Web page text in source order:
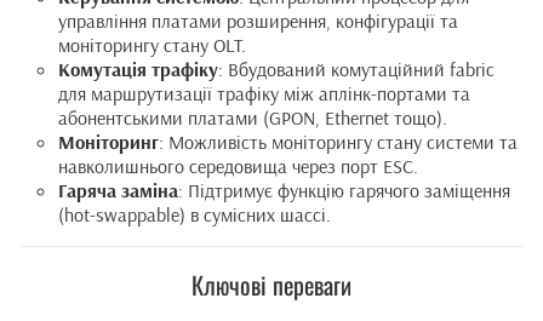
управління платами розширення, конфігурації та
моніторингу стану OLT.
Комутація трафіку: Вбудований комутаційний fabric
для маршрутизації трафіку між аплінк-портами та
абонентськими платами (GPON, Ethernet тощо).
Моніторинг: Можливість моніторингу стану системи та
навколишнього середовища через порт ESC.
Гаряча заміна: Підтримує функцію гарячого заміщення
(hot-swappable) в сумісних шассі.
Ключові переваги